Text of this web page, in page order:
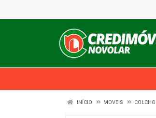
INÍCIO MOVEIS